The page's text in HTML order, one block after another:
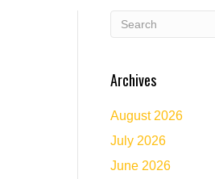
Archives
August 2026
July 2026
June 2026